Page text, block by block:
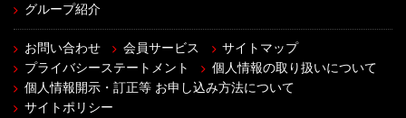
グループ紹介
お問い合わせ 会員サービス
サイトマップ
プライバシーステートメント
個人情報の取り扱いについて
個人情報開示・訂正等 お申し込み方法について
サイトポリシー